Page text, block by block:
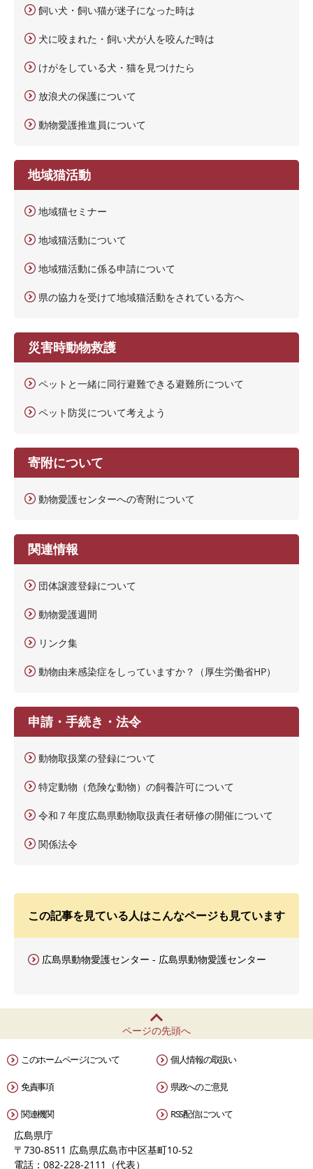
飼い犬・飼い猫が迷子になった時は
犬に咬まれた・飼い犬が人を咬んだ時は
けがをしている犬・猫を見つけたら
放浪犬の保護について
動物愛護推進員について
地域猫活動
地域猫セミナー
地域猫活動について
地域猫活動に係る申請について
県の協力を受けて地域猫活動をされている方へ
災害時動物救護
ペットと一緒に同行避難できる避難所について
ペット防災について考えよう
寄附について
動物愛護センターへの寄附について
関連情報
団体譲渡登録について
動物愛護週間
リンク集
動物由来感染症をしっていますか？（厚生労働省HP）
申請・手続き・法令
動物取扱業の登録について
特定動物（危険な動物）の飼養許可について
令和７年度広島県動物取扱責任者研修の開催について
関係法令
この記事を見ている人はこんなページも見ています
広島県動物愛護センター - 広島県動物愛護センター
ページの先頭へ
このホームページについて 個人情報の取扱い
免責事項 県政へのご意見
関連機関 RSS配信について
広島県庁
〒730-8511 広島県広島市中区基町10-52
電話：082-228-2111（代表）